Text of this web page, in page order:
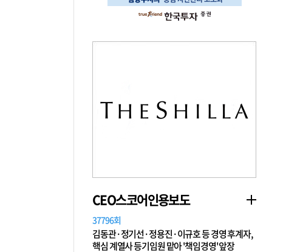
CEO스코어인용보도
37796회
김동관·정기선·정용진·이규호 등 경영 후계자,
핵심 계열사 등기임원 맡아 '책임경영' 앞장